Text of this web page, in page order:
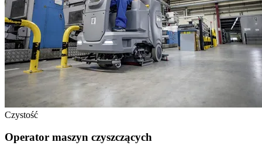
Czystość
Operator maszyn czyszczących